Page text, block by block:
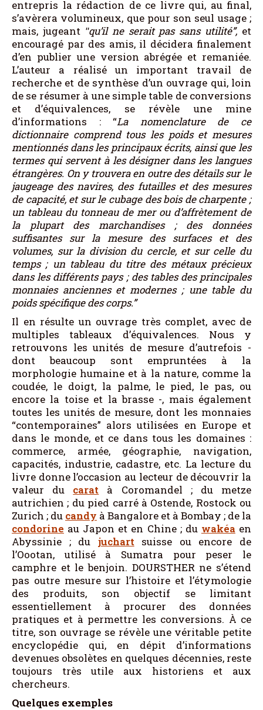
entrepris la rédaction de ce livre qui, au final,
s’avèrera volumineux, que pour son seul usage ;
mais, jugeant ʺqu’il ne serait pas sans utilité”, et
encouragé par des amis, il décidera finalement
d’en publier une version abrégée et remaniée.
L’auteur a réalisé un important travail de
recherche et de synthèse d’un ouvrage qui, loin
de se résumer à une simple table de conversions
et d’équivalences, se révèle une mine
d’informations : “La nomenclature de ce
dictionnaire comprend tous les poids et mesures
mentionnés dans les principaux écrits, ainsi que les
termes qui servent à les désigner dans les langues
étrangères. On y trouvera en outre des détails sur le
jaugeage des navires, des futailles et des mesures
de capacité, et sur le cubage des bois de charpente ;
un tableau du tonneau de mer ou d’affrètement de
la plupart des marchandises ; des données
suffisantes sur la mesure des surfaces et des
volumes, sur la division du cercle, et sur celle du
temps ; un tableau du titre des métaux précieux
dans les différents pays ; des tables des principales
monnaies anciennes et modernes ; une table du
poids spécifique des corps.”
Il en résulte un ouvrage très complet, avec de
multiples tableaux d’équivalences. Nous y
retrouvons les unités de mesure d’autrefois -
dont beaucoup sont empruntées à la
morphologie humaine et à la nature, comme la
coudée, le doigt, la palme, le pied, le pas, ou
encore la toise et la brasse -, mais également
toutes les unités de mesure, dont les monnaies
“contemporaines” alors utilisées en Europe et
dans le monde, et ce dans tous les domaines :
commerce, armée, géographie, navigation,
capacités, industrie, cadastre, etc. La lecture du
livre donne l’occasion au lecteur de découvrir la
valeur du carat à Coromandel ; du metze
autrichien ; du pied carré à Ostende, Rostock ou
Zurich ; du candy à Bangalore et à Bombay ; de la
condorine au Japon et en Chine ; du wakéaen
Abyssinie ; du juchartsuisse ou encore de
l’Oootan, utilisé à Sumatra pour peser le
camphre et le benjoin. DOURSTHER ne s’étend
pas outre mesure sur l’histoire et l’étymologie
des produits, son objectif se limitant
essentiellement à procurer des données
pratiques et à permettre les conversions. À ce
titre, son ouvrage se révèle une véritable petite
encyclopédie qui, en dépit d’informations
devenues obsolètes en quelques décennies, reste
toujours très utile aux historiens et aux
chercheurs.
Quelques exemples